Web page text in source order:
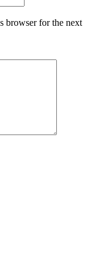
browser for the next